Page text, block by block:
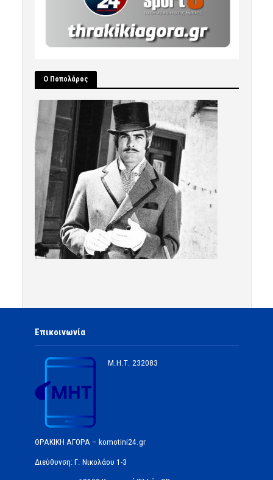
Ο Ποπολάρος
Επικοινωνία
Μ.Η.Τ. 232083
ΘΡΑΚΙΚΗ ΑΓΟΡΑ – komotini24.gr
Διεύθυνση: Γ. Νικολάου 1-3